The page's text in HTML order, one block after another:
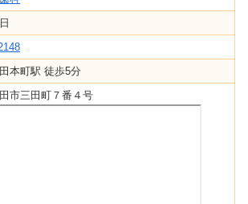
本町駅 徒歩5分
市三田町７番４号